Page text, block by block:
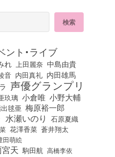
ント・ライブ
れ 上田麗奈 中島由貴
音 内田真礼 内田雄馬
声優グランプリ
玖璃 小倉唯 小野大輔
毬亜 梅原裕一郎
水瀬いのり 石原夏織
花澤香菜 蒼井翔太
田萌絵
天 駒田航 高橋李依